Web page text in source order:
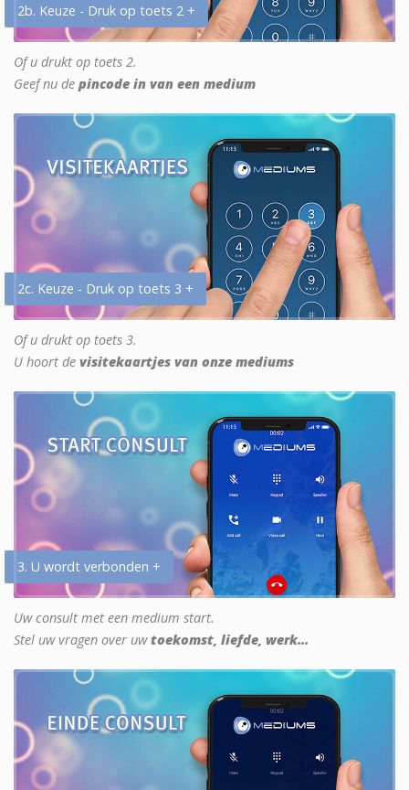
2b. Keuze - Druk op toets 2 +
Of u drukt op toets 2.
Geef nu de pincode in van een medium
2c. Keuze - Druk op toets 3 +
Of u drukt op toets 3.
U hoort de visitekaartjes van onze mediums
3. U wordt verbonden +
Uw consult met een medium start.
Stel uw vragen over uwtoekomst, liefde, werk...